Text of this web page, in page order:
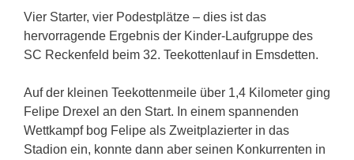
Vier Starter, vier Podestplätze – dies ist das
hervorragende Ergebnis der Kinder-Laufgruppe des
SC Reckenfeld beim 32. Teekottenlauf in Emsdetten.
Auf der kleinen Teekottenmeile über 1,4 Kilometer ging
Felipe Drexel an den Start. In einem spannenden
Wettkampf bog Felipe als Zweitplazierter in das
Stadion ein, konnte dann aber seinen Konkurrenten in